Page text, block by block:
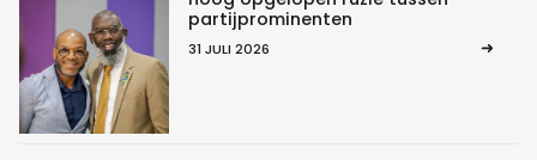
partijprominenten
31 JULI 2026